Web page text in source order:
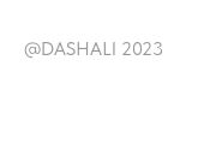
@DASHALI 2023